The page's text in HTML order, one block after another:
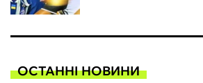
ОСТАННІ НОВИНИ